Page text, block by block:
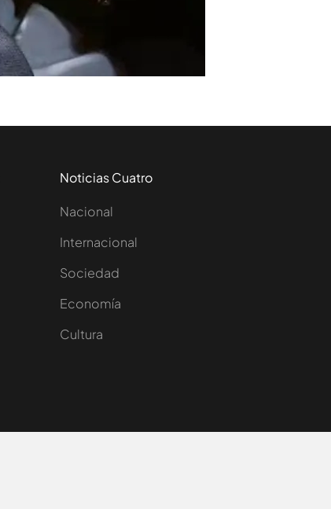
Noticias Cuatro
Nacional
Internacional
Sociedad
Economía
Cultura